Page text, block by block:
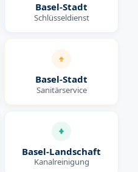
Basel-Stadt
Schlüsseldienst
Basel-Stadt
Sanitärservice
Basel-Landschaft
Kanalreinigung